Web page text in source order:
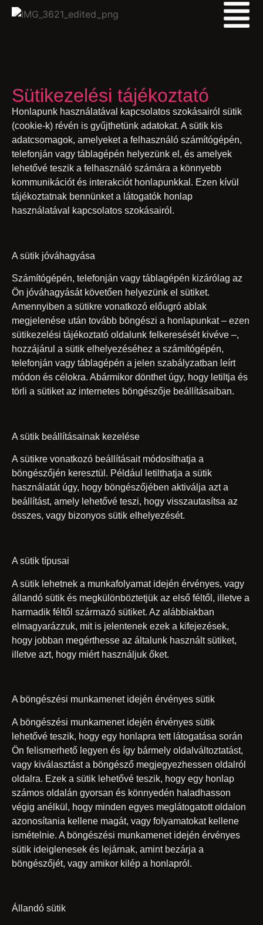
Sütikezelési tájékoztató
Honlapunk használatával kapcsolatos szokásairól sütik
(cookie-k) révén is gyűjthetünk adatokat. A sütik kis
adatcsomagok, amelyeket a felhasználó számítógépén,
telefonján vagy táblagépén helyezünk el, és amelyek
lehetővé teszik a felhasználó számára a könnyebb
kommunikációt és interakciót honlapunkkal. Ezen kívül
tájékoztatnak bennünket a látogatók honlap
használatával kapcsolatos szokásairól.
A sütik jóváhagyása
Számítógépén, telefonján vagy táblagépén kizárólag az
Ön jóváhagyását követően helyezünk el sütiket.
Amennyiben a sütikre vonatkozó előugró ablak
megjelenése után tovább böngészi a honlapunkat – ezen
sütikezelési tájékoztató oldalunk felkeresését kivéve –,
hozzájárul a sütik elhelyezéséhez a számítógépén,
telefonján vagy táblagépén a jelen szabályzatban leírt
módon és célokra. Abármikor dönthet úgy, hogy letiltja és
törli a sütiket az internetes böngészője beállításaiban.
A sütik beállításainak kezelése
A sütikre vonatkozó beállításait módosíthatja a
böngészőjén keresztül. Például letilthatja a sütik
használatát úgy, hogy böngészőjében aktiválja azt a
beállítást, amely lehetővé teszi, hogy visszautasítsa az
összes, vagy bizonyos sütik elhelyezését.
A sütik típusai
A sütik lehetnek a munkafolyamat idején érvényes, vagy
állandó sütik és megkülönböztetjük az első féltől, illetve a
harmadik féltől származó sütiket. Az alábbiakban
elmagyarázzuk, mit is jelentenek ezek a kifejezések,
hogy jobban megérthesse az általunk használt sütiket,
illetve azt, hogy miért használjuk őket.
A böngészési munkamenet idején érvényes sütik
A böngészési munkamenet idején érvényes sütik
lehetővé teszik, hogy egy honlapra tett látogatása során
Ön felismerhető legyen és így bármely oldalváltoztatást,
vagy kiválasztást a böngésző megjegyezhessen oldalról
oldalra. Ezek a sütik lehetővé teszik, hogy egy honlap
számos oldalán gyorsan és könnyedén haladhasson
végig anélkül, hogy minden egyes meglátogatott oldalon
azonosítania kellene magát, vagy folyamatokat kellene
ismételnie. A böngészési munkamenet idején érvényes
sütik ideiglenesek és lejárnak, amint bezárja a
böngészőjét, vagy amikor kilép a honlapról.
Állandó sütik